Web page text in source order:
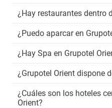
¿Hay restaurantes dentro
¿Puedo aparcar en
¿Hay Spa en Grupotel
¿Grupotel Orient dispone
¿Cuáles son los hoteles
Orient?